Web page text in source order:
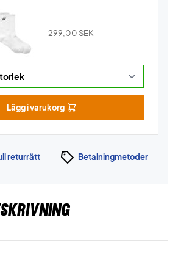
299,00 SEK
Lägg i varukorg
returrätt Betalningmetoder